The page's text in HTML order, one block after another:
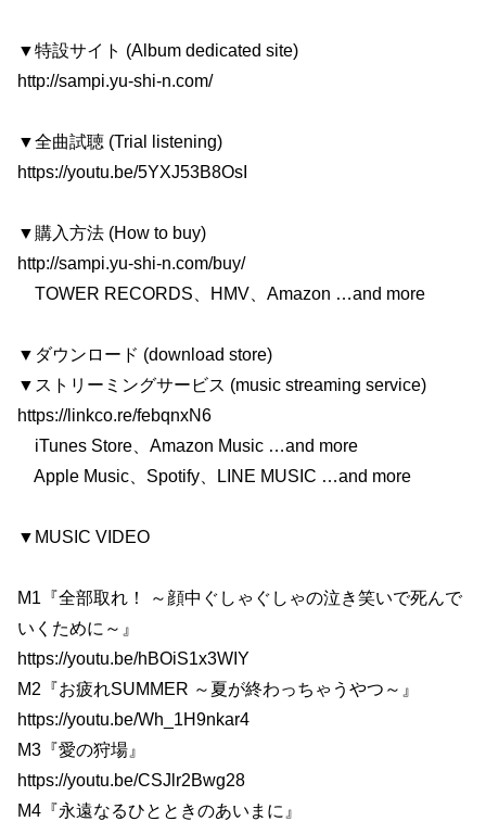
▼特設サイト (Album dedicated site)
http://sampi.yu-shi-n.com/
▼全曲試聴 (Trial listening)
https://youtu.be/5YXJ53B8OsI
▼購入方法 (How to buy)
http://sampi.yu-shi-n.com/buy/
TOWER RECORDS、HMV、Amazon …and more
▼ダウンロード (download store)
▼ストリーミングサービス (music streaming service)
https://linkco.re/febqnxN6
iTunes Store、Amazon Music …and more
Apple Music、Spotify、LINE MUSIC …and more
▼MUSIC VIDEO
M1『全部取れ！ ～顔中ぐしゃぐしゃの泣き笑いで死んで
いくために～』
https://youtu.be/hBOiS1x3WIY
M2『お疲れSUMMER ～夏が終わっちゃうやつ～』
https://youtu.be/Wh_1H9nkar4
M3『愛の狩場』
https://youtu.be/CSJlr2Bwg28
M4『永遠なるひとときのあいまに』